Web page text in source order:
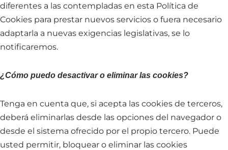
diferentes a las contempladas en esta Política de
Cookies para prestar nuevos servicios o fuera necesario
adaptarla a nuevas exigencias legislativas, se lo
notificaremos.
¿Cómo puedo desactivar o eliminar las cookies?
Tenga en cuenta que, si acepta las cookies de terceros,
deberá eliminarlas desde las opciones del navegador o
desde el sistema ofrecido por el propio tercero. Puede
usted permitir, bloquear o eliminar las cookies